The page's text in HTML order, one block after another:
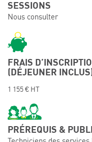
Symposium
sustainability –
Contacts
SESSIONS
Nous consulter
FRAIS
(DÉJEUNER
1 155 € HT
PRÉREQUIS &